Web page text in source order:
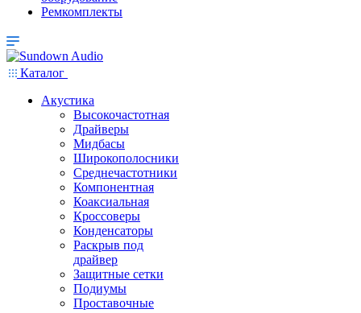
Ремкомплекты
Каталог
Акустика
Высокочастотная
Драйверы
Мидбасы
Широкополосники
Среднечастотники
Компонентная
Коаксиальная
Кроссоверы
Конденсаторы
Раскрыв под
драйвер
Защитные сетки
Подиумы
Проставочные